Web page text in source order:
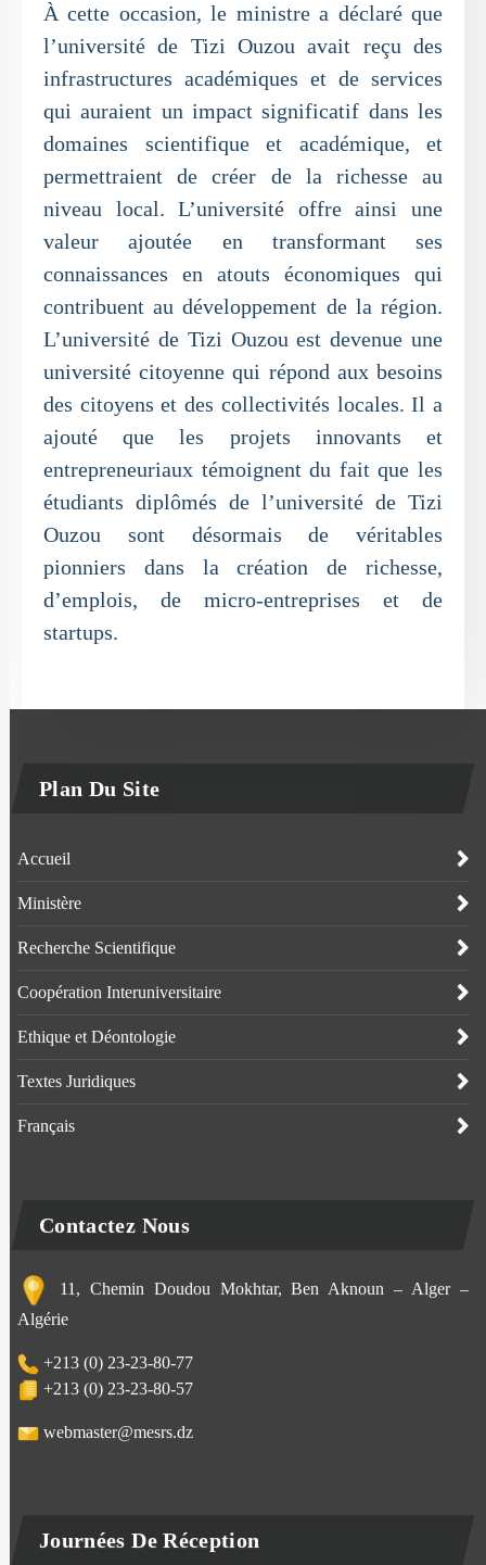
À cette occasion, le ministre a déclaré que
l’université de Tizi Ouzou avait reçu des
infrastructures académiques et de services
qui auraient un impact significatif dans les
domaines scientifique et académique, et
permettraient de créer de la richesse au
niveau local. L’université offre ainsi une
valeur ajoutée en transformant ses
connaissances en atouts économiques qui
contribuent au développement de la région.
L’université de Tizi Ouzou est devenue une
université citoyenne qui répond aux besoins
des citoyens et des collectivités locales. Il a
ajouté que les projets innovants et
entrepreneuriaux témoignent du fait que les
étudiants diplômés de l’université de Tizi
Ouzou sont désormais de véritables
pionniers dans la création de richesse,
d’emplois, de micro-entreprises et de
startups.
Plan Du Site
Accueil
Ministère
Recherche Scientifique
Coopération Interuniversitaire
Ethique et Déontologie
Textes Juridiques
Français
Contactez Nous
11, Chemin Doudou Mokhtar, Ben Aknoun – Alger –
Algérie
+213 (0) 23-23-80-77
+213 (0) 23-23-80-57
webmaster@mesrs.dz
Journées De Réception